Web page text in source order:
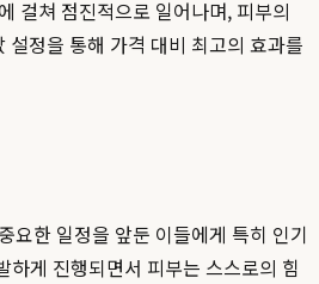
걸쳐 점진적으로 일어나며, 피부의
정을 통해 가격 대비 최고의 효과를
요한 일정을 앞둔 이들에게 특히 인기
게 진행되면서 피부는 스스로의 힘